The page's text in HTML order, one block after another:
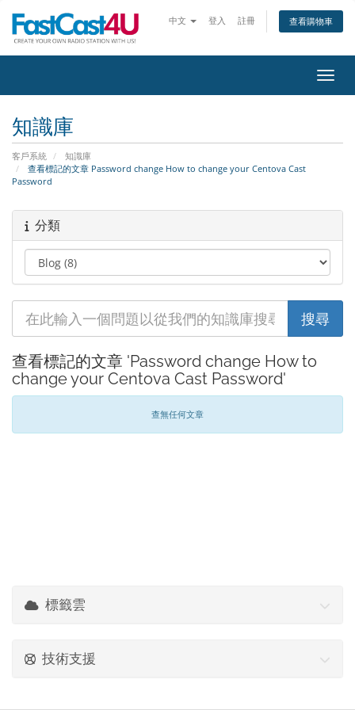
中文 登入 註冊 查看購物車
切換
知識庫
客戶系統
知識庫
查看標記的文章 Password change How to change your Centova Cast
Password
分類
查看標記的文章 'Password change How to
change your Centova Cast Password'
查無任何文章
標籤雲
技術支援